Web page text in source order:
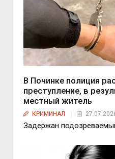
В Починке полиция
преступление, в
местный житель
КРИМИНАЛ
Задержан